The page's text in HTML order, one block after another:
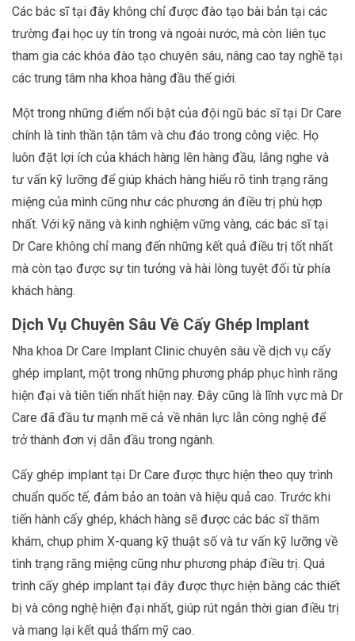
Các bác sĩ tại đây không chỉ được đào tạo bài bản tại các
trường đại học uy tín trong và ngoài nước, mà còn liên tục
tham gia các khóa đào tạo chuyên sâu, nâng cao tay nghề tại
các trung tâm nha khoa hàng đầu thế giới.
Một trong những điểm nổi bật của đội ngũ bác sĩ tại Dr Care
chính là tinh thần tận tâm và chu đáo trong công việc. Họ
luôn đặt lợi ích của khách hàng lên hàng đầu, lắng nghe và
tư vấn kỹ lưỡng để giúp khách hàng hiểu rõ tình trạng răng
miệng của mình cũng như các phương án điều trị phù hợp
nhất. Với kỹ năng và kinh nghiệm vững vàng, các bác sĩ tại
Dr Care không chỉ mang đến những kết quả điều trị tốt nhất
mà còn tạo được sự tin tưởng và hài lòng tuyệt đối từ phía
khách hàng.
Dịch Vụ Chuyên Sâu Về Cấy Ghép Implant
Nha khoa Dr Care Implant Clinic chuyên sâu về dịch vụ cấy
ghép implant, một trong những phương pháp phục hình răng
hiện đại và tiên tiến nhất hiện nay. Đây cũng là lĩnh vực mà Dr
Care đã đầu tư mạnh mẽ cả về nhân lực lẫn công nghệ để
trở thành đơn vị dẫn đầu trong ngành.
Cấy ghép implant tại Dr Care được thực hiện theo quy trình
chuẩn quốc tế, đảm bảo an toàn và hiệu quả cao. Trước khi
tiến hành cấy ghép, khách hàng sẽ được các bác sĩ thăm
khám, chụp phim X-quang kỹ thuật số và tư vấn kỹ lưỡng về
tình trạng răng miệng cũng như phương pháp điều trị. Quá
trình cấy ghép implant tại đây được thực hiện bằng các thiết
bị và công nghệ hiện đại nhất, giúp rút ngắn thời gian điều trị
và mang lại kết quả thẩm mỹ cao.